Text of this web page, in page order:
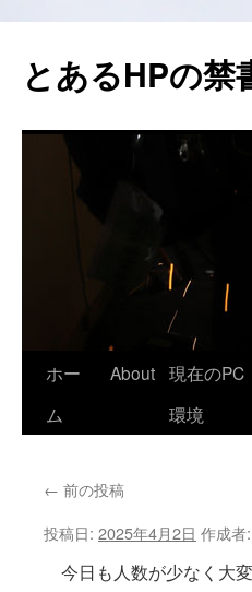
テ
ン
へ
とあるHPの禁
ホー
ム
About 現在のPC
環境
← 前の投稿
投稿日: 2025年4月2日 作成者:
今日も人数が少なく大